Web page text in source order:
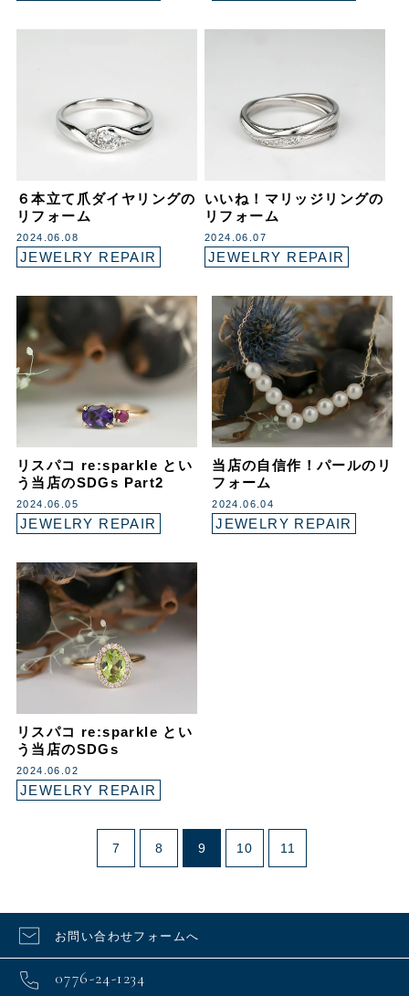
６本立て爪ダイヤリングの
リフォーム
2024.06.08
JEWELRY REPAIR
いいね！マリッジリングの
リフォーム
2024.06.07
JEWELRY REPAIR
リスパコ re:sparkle とい
う当店のSDGs Part2
2024.06.05
JEWELRY REPAIR
当店の自信作！パールのリ
フォーム
2024.06.04
JEWELRY REPAIR
リスパコ re:sparkle とい
う当店のSDGs
2024.06.02
JEWELRY REPAIR
7 8 9 10 11
お問い合わせフォームへ
0776-24-1234